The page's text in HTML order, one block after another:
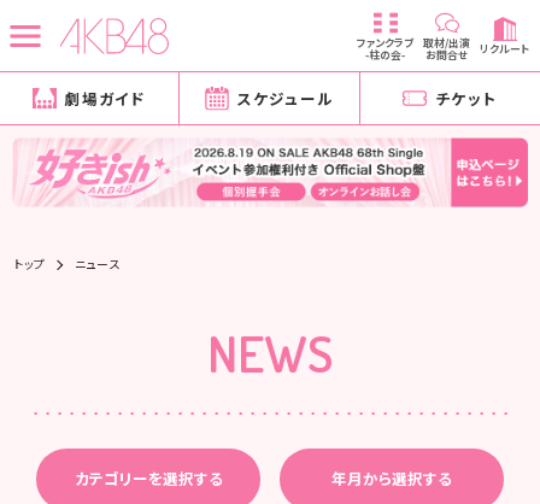
ファンクラブ
-柱の会-
取材/出演
お問合せ リクルート
劇場ガイド スケジュール チケット
トップ ニュース
NEWS
カテゴリーを選択する 年月から選択する